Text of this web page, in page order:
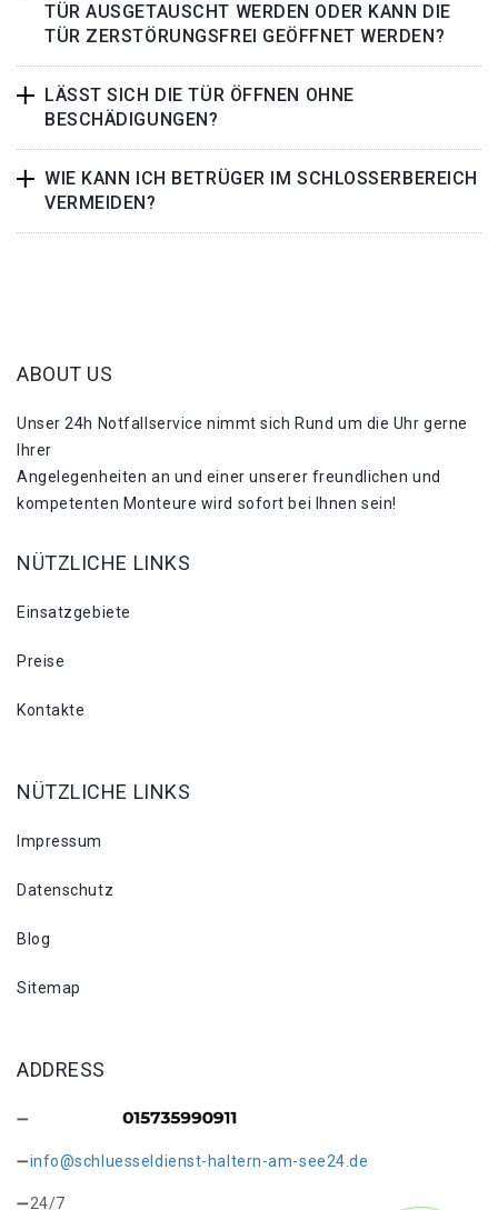
TÜR AUSGETAUSCHT WERDEN ODER KANN DIE
TÜR ZERSTÖRUNGSFREI GEÖFFNET WERDEN?
LÄSST SICH DIE TÜR ÖFFNEN OHNE
BESCHÄDIGUNGEN?
WIE KANN ICH BETRÜGER IM SCHLOSSERBEREICH
VERMEIDEN?
ABOUT US
Unser 24h Notfallservice nimmt sich Rund um die Uhr gerne
Ihrer
Angelegenheiten an und einer unserer freundlichen und
kompetenten Monteure wird sofort bei Ihnen sein!
NÜTZLICHE LINKS
Einsatzgebiete
Preise
Kontakte
NÜTZLICHE LINKS
Impressum
Datenschutz
Blog
Sitemap
ADDRESS
info@schluesseldienst-haltern-am-see24.de
24/7